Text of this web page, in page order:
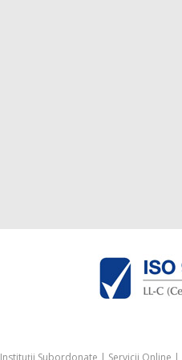
Instituții Subordonate | Servicii Online |